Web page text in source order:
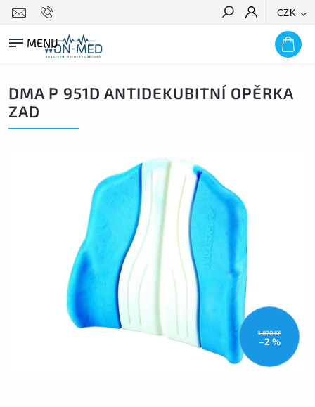
CZK
HLEDAT
DMA P 951D ANTIDEKUBITNÍ OPĚRKA
ZAD
1 870 Kč
–2 %